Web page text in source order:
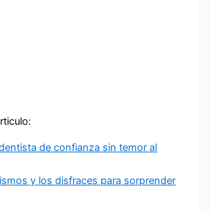
de confianza sin temor al
y los disfraces para sorprender